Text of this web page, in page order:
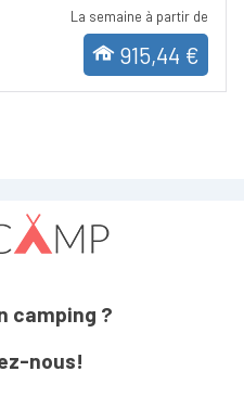
La semaine à partir de
915,44 €
camping ?
nous!